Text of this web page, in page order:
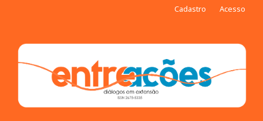
Cadastro Acesso